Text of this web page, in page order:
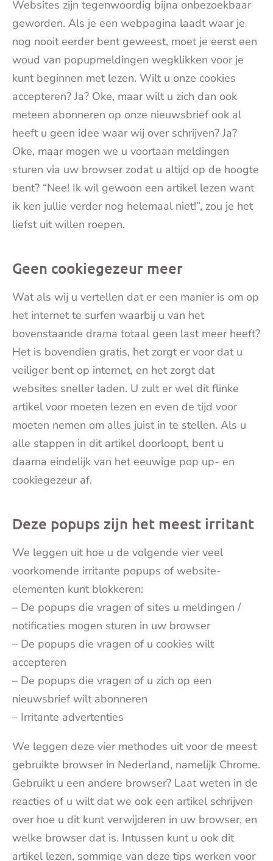
Websites zijn tegenwoordig bijna onbezoekbaar
geworden. Als je een webpagina laadt waar je
nog nooit eerder bent geweest, moet je eerst een
woud van popupmeldingen wegklikken voor je
kunt beginnen met lezen. Wilt u onze cookies
accepteren? Ja? Oke, maar wilt u zich dan ook
meteen abonneren op onze nieuwsbrief ook al
heeft u geen idee waar wij over schrijven? Ja?
Oke, maar mogen we u voortaan meldingen
sturen via uw browser zodat u altijd op de hoogte
bent? “Nee! Ik wil gewoon een artikel lezen want
ik ken jullie verder nog helemaal niet!”, zou je het
liefst uit willen roepen.
Geen cookiegezeur meer
Wat als wij u vertellen dat er een manier is om op
het internet te surfen waarbij u van het
bovenstaande drama totaal geen last meer heeft?
Het is bovendien gratis, het zorgt er voor dat u
veiliger bent op internet, en het zorgt dat
websites sneller laden. U zult er wel dit flinke
artikel voor moeten lezen en even de tijd voor
moeten nemen om alles juist in te stellen. Als u
alle stappen in dit artikel doorloopt, bent u
daarna eindelijk van het eeuwige pop up- en
cookiegezeur af.
Deze popups zijn het meest irritant
We leggen uit hoe u de volgende vier veel
voorkomende irritante popups of website-
elementen kunt blokkeren:
– De popups die vragen of sites u meldingen /
notificaties mogen sturen in uw browser
– De popups die vragen of u cookies wilt
accepteren
– De popups die vragen of u zich op een
nieuwsbrief wilt abonneren
– Irritante advertenties
We leggen deze vier methodes uit voor de meest
gebruikte browser in Nederland, namelijk Chrome.
Gebruikt u een andere browser? Laat weten in de
reacties of u wilt dat we ook een artikel schrijven
over hoe u dit kunt verwijderen in uw browser, en
welke browser dat is. Intussen kunt u ook dit
artikel lezen, sommige van deze tips werken voor